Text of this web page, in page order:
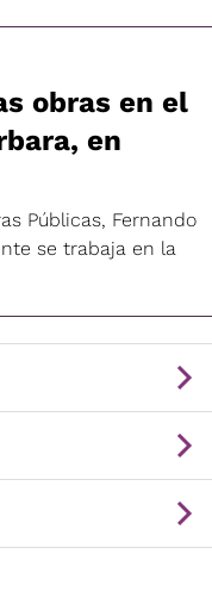
obras en el
en
Públicas, Fernando
se trabaja en la